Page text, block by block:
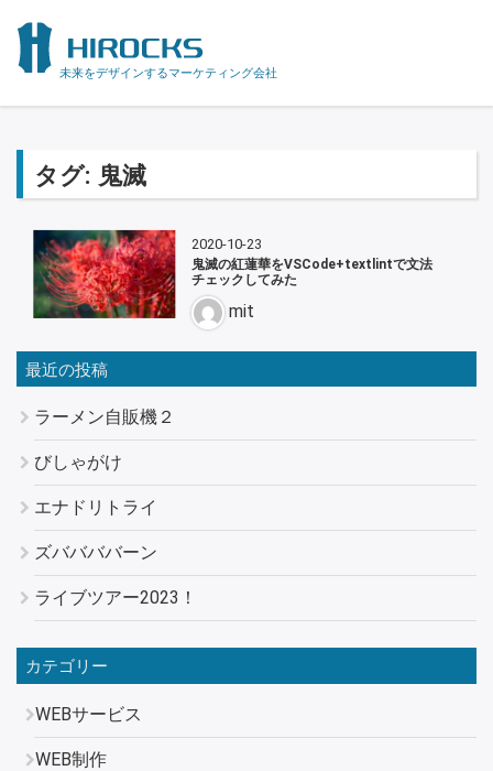
未来をデザインするマーケティング会社
タグ: 鬼滅
2020-10-23
鬼滅の紅蓮華をVSCode+textlintで文法
チェックしてみた
mit
最近の投稿
ラーメン自販機２
びしゃがけ
エナドリトライ
ズババババーン
ライブツアー2023！
カテゴリー
WEBサービス
WEB制作